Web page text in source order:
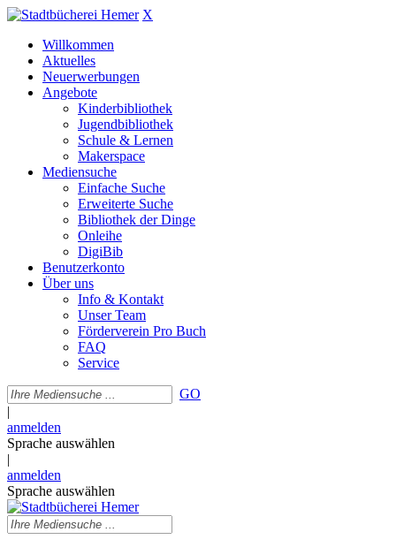
X
Willkommen
Aktuelles
Neuerwerbungen
Angebote
Kinderbibliothek
Jugendbibliothek
Schule & Lernen
Makerspace
Mediensuche
Einfache Suche
Erweiterte Suche
Bibliothek der Dinge
Onleihe
DigiBib
Benutzerkonto
Über uns
Info & Kontakt
Unser Team
Förderverein Pro Buch
FAQ
Service
GO
|
anmelden
Sprache auswählen
|
anmelden
Sprache auswählen